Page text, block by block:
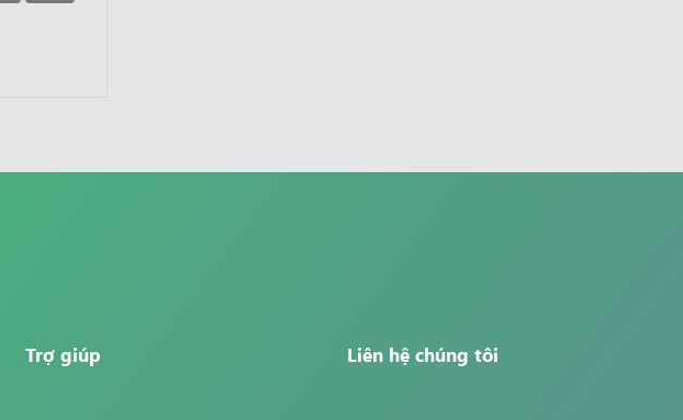
Trợ giúp Liên hệ chúng tôi